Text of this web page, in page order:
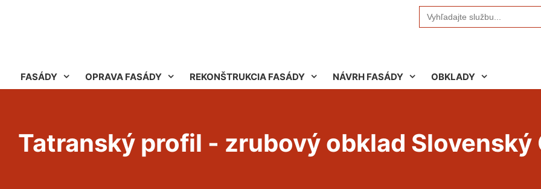
Search
for:
FASÁDY OPRAVA FASÁDY REKONŠTRUKCIA FASÁDY NÁVRH FASÁDY OBKLADY
Tatranský profil - zrubový obklad Slovenský